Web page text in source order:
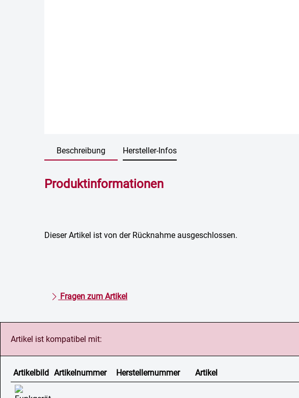
Beschreibung Hersteller-Infos
Produktinformationen
Dieser Artikel ist von der Rücknahme ausgeschlossen.
Fragen zum Artikel
Artikel ist kompatibel mit:
Artikelbild Artikelnummer Herstellernummer Artikel